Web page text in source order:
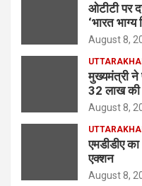
ओटीटी पर
‘भारत भाग्य
August 8,
मुख्यमंत्री ने
32 लाख की
August 8,
एमडीडीए
एक्शन
August 8,